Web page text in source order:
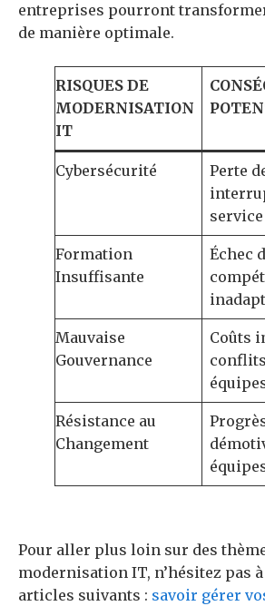
entreprises pourront
de manière optimale.
RISQUES DE
MODERNISATION
IT
Cybersécurité
Perte
service
Formation
Insuffisante
Échec
Mauvaise
Gouvernance
Coûts
Résistance au
Changement
Pour aller plus loin sur des
modernisation IT, n’hésitez pas
articles suivants : savoir gérer